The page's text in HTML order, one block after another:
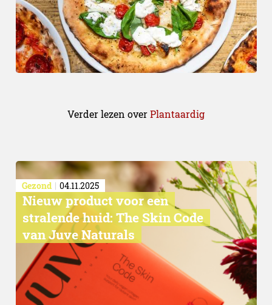
Verder lezen overPlantaardig
Gezond 04.11.2025
Nieuw product voor een
stralende huid: The Skin Code
van Juve Naturals